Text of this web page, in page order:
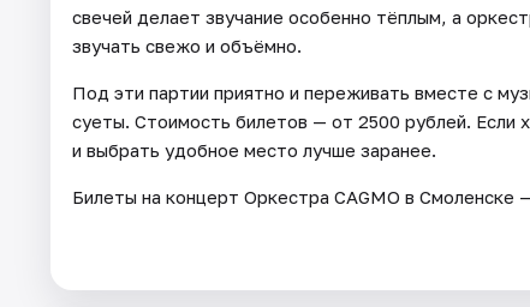
свечей делает звучание особенно тёплым, а
звучать свежо и объёмно.
Под эти партии приятно и переживать вместе с
суеты. Стоимость билетов — от 2500 рублей. Если
и выбрать удобное место лучше заранее.
Билеты на концерт Оркестра CAGMO в Смоленске